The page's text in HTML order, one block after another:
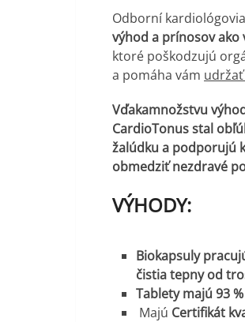
Odborní
výhod a prínosov ako
ktoré poškodzujú
a pomáha vám
Vďakamnožstvu
CardioTonus stal
žalúdku a podporujú
obmedziť nezdravé
VÝHODY:
Biokapsuly
čistia tepny od
Tablety majú 93
Majú Certifikát